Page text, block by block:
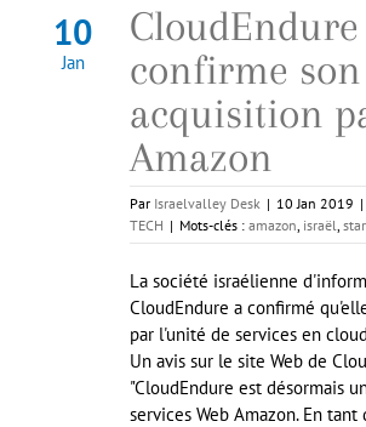
10
Jan
confirme son
acquisition
Amazon
Par Israelvalley Desk | 10 Jan 2019 |
TECH | Mots-clés : amazon israël
La société israélienne
CloudEndure a confirmé
par l'unité de services en
Un avis sur le site Web de
"CloudEndure est désormais
services Web Amazon. En